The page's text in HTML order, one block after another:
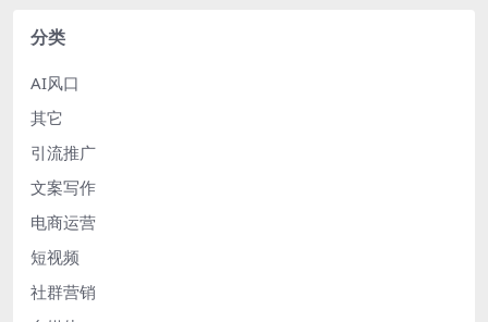
分类
AI风口
其它
引流推广
文案写作
电商运营
短视频
社群营销